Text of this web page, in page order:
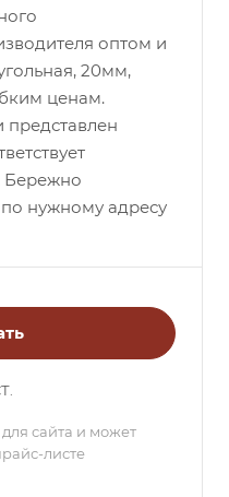
оптом и
20мм,
ценам.
Бережно
нужному адресу
сайта и может
листе